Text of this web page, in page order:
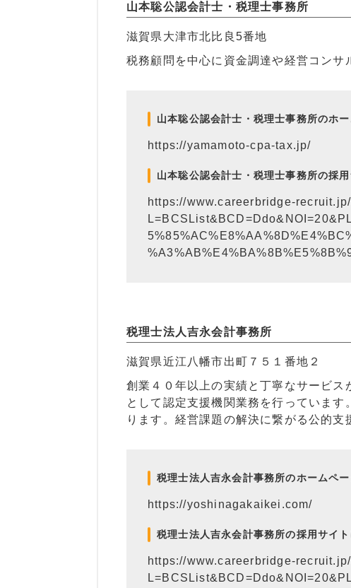
山本聡公認会計士・税理士事務所
滋賀県大津市北比良5番地
税務顧問を中心に資金調達や経営コンサ
山本聡公認会計士・税理士事務所のホ
https://yamamoto-cpa-tax.jp/
山本聡公認会計士・税理士事務所の採
https://www.careerbridge-
税理士法人吉永会計事務所
滋賀県近江八幡市出町７５１番地２
創業４０年以上の実績と丁寧なサービス
として認定支援機関業務を行っていま
ります。経営課題の解決に繋がる公的
税理士法人吉永会計事務所のホームペー
https://yoshinagakaikei.com/
税理士法人吉永会計事務所の採用サイト
https://www.careerbridge-